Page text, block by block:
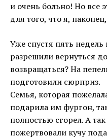
и очень больно! Но все
для того, что я,
Уже спустя пять
разрешили вернуться
возвращаться? На
подготовили сюрприз.
Семья, которая
подарила им фургон,
полностью сгорел. А
пожертвовали кучу